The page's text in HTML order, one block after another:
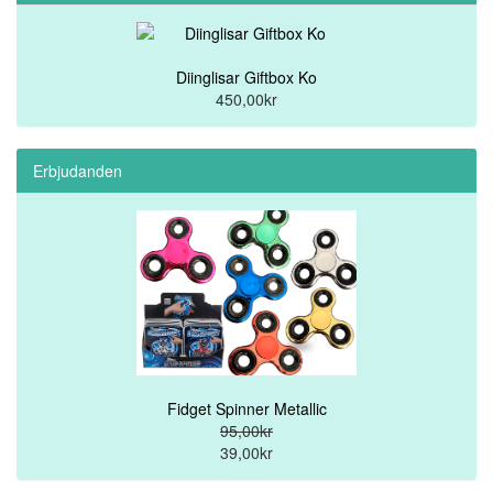
Diinglisar Giftbox Ko
450,00kr
Erbjudanden
Fidget Spinner Metallic
95,00kr
39,00kr